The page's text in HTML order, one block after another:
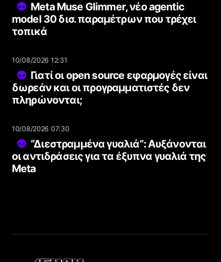
Meta Muse Glimmer, νέο agentic
model 30 δισ. παραμέτρων που τρέχει
τοπικά
10/08/2026 12:31
Γιατί οι open source εφαρμογές είναι
δωρεάν και οι προγραμματιστές δεν
πληρώνονται;
10/08/2026 07:30
“Διεστραμμένα γυαλιά”: Αυξάνονται
οι αντιδράσεις για τα έξυπνα γυαλιά της
Meta